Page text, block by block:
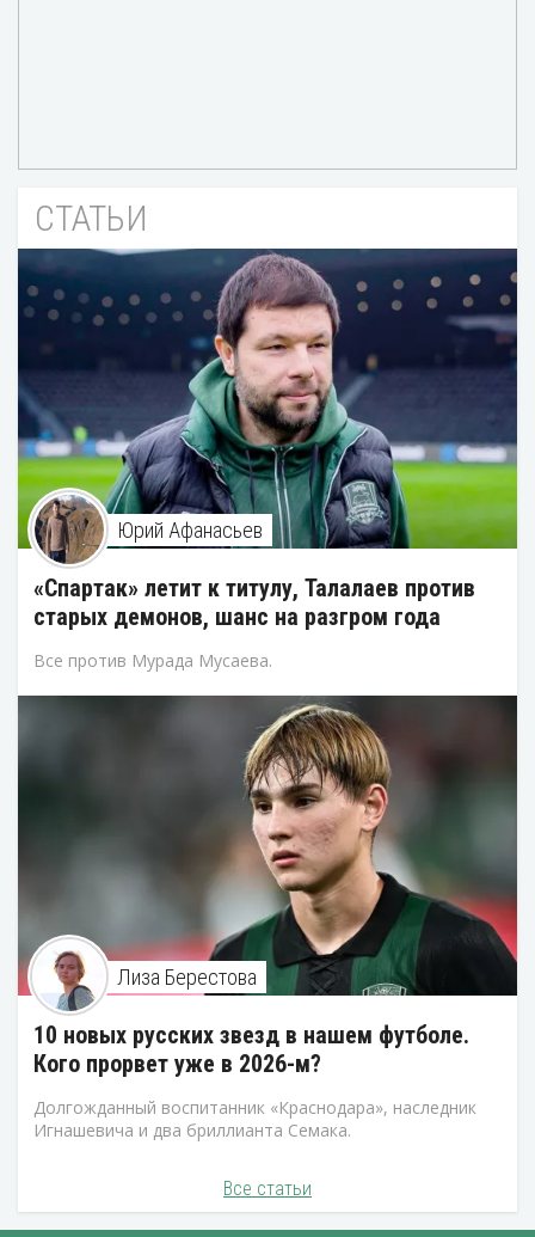
СТАТЬИ
Юрий Афанасьев
«Спартак» летит к титулу, Талалаев против
старых демонов, шанс на разгром года
Все против Мурада Мусаева.
Лиза Берестова
10 новых русских звезд в нашем футболе.
Кого прорвет уже в 2026-м?
Долгожданный воспитанник «Краснодара», наследник
Игнашевича и два бриллианта Семака.
Все статьи